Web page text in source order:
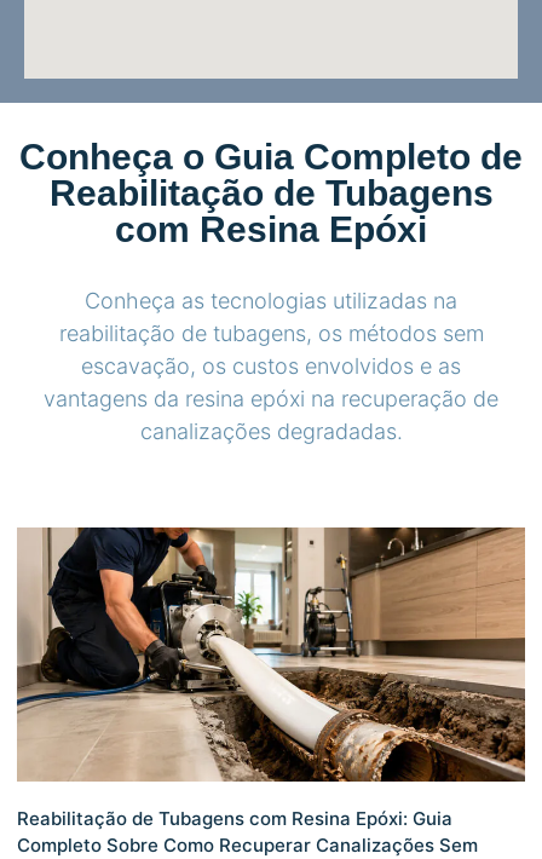
Conheça o Guia Completo de
Reabilitação de Tubagens
com Resina Epóxi
Conheça as tecnologias utilizadas na
reabilitação de tubagens, os métodos sem
escavação, os custos envolvidos e as
vantagens da resina epóxi na recuperação de
canalizações degradadas.
Reabilitação de Tubagens com Resina Epóxi: Guia
Completo Sobre Como Recuperar Canalizações Sem